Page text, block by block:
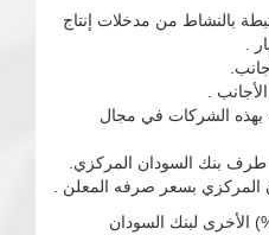
بالنشاط من مدخلات إنتاج
.
.
بهذه الشركات في مجال
بنك السودان المركزي.
المركزي بسعر صرفه المعلن .
متبقي النسبة ( 30%) الأخرى لبنك السودان